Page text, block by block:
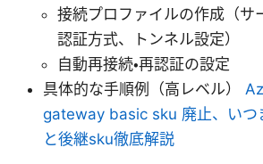
接続プロファイルの作成（サ
認証方式、トンネル設定）
自動再接続・再認証の設定
具体的な手順例（高レベル）
gateway basic sku 廃止、いつ
と後継sku徹底解説